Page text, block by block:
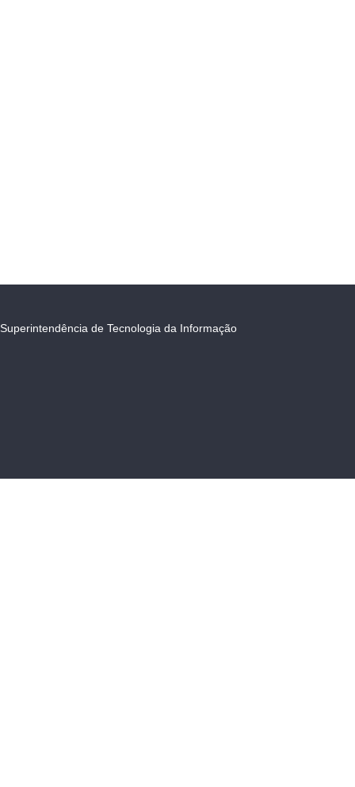
Superintendência de Tecnologia da Informação